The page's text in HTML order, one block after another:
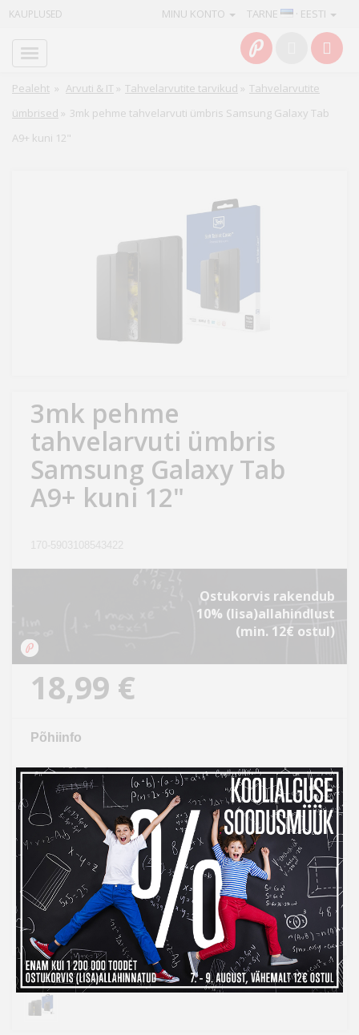
KAUPLUSED TARNE · EESTI
MINU KONTO
Pealeht » Arvuti & IT » Tahvelarvutite tarvikud » Tahvelarvutite
ümbrised » 3mk pehme tahvelarvuti ümbris Samsung Galaxy Tab
A9+ kuni 12"
3mk pehme
tahvelarvuti ümbris
Samsung Galaxy Tab
A9+ kuni 12"
170-5903108543422
Ostukorvis rakendub
10% (lisa)allahindlust
(min. 12€ ostul)
18,99 €
Põhiinfo
Osta kohe, viimased eksemplarid laos!
LISA OSTUKORVI
Tarneaeg 4-7 tööpäeva
Kohaletoimetamine al. 0 €
14 14 päeva tagastusõigus internetist ostmisel
Info
Teenused
aed
Ilu
tervis
Auto